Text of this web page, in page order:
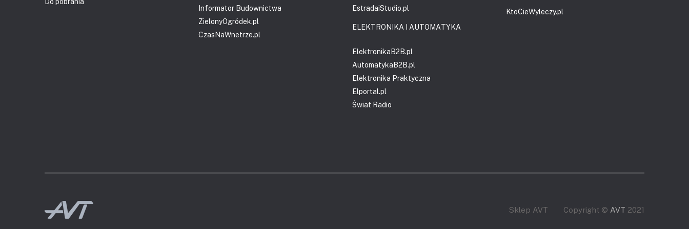
Informator Budownictwa
ZielonyOgródek.pl
CzasNaWnetrze.pl
EstradaiStudio.pl
ELEKTRONIKA I AUTOMATYKA
ElektronikaB2B.pl
AutomatykaB2B.pl
Elektronika Praktyczna
Elportal.pl
Świat Radio
KtoCieWyleczy.pl
Sklep AVT Copyright © AVT 2021